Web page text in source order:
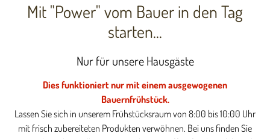
Mit "Power" vom Bauer in den Tag
starten...
Nur für unsere Hausgäste
Dies funktioniert nur mit einem ausgewogenen
Bauernfrühstück.
Lassen Sie sich in unserem Frühstücksraum von 8:00 bis 10:00 Uhr
mit frisch zubereiteten Produkten verwöhnen. Bei uns finden Sie